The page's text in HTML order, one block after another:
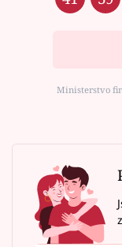
Ministerstvo